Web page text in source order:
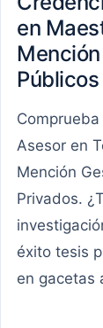
en
Asesor en
Mención
Privados.
éxito tesis
en gacetas